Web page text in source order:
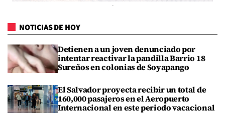
NOTICIAS DE HOY
Detienen a un joven denunciado por
intentar reactivar la pandilla Barrio 18
Sureños en colonias de Soyapango
El Salvador proyecta recibir un total de
160,000 pasajeros en el Aeropuerto
Internacional en este periodo vacacional